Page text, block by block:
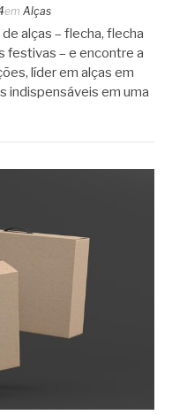
em Alças
alças – flecha, flecha
festivas – e encontre a
líder em alças em
indispensáveis em uma